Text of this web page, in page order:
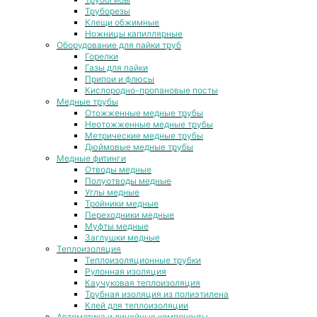
Труборезы
Клещи обжимные
Ножницы капиллярные
Оборудование для пайки труб
Горелки
Газы для пайки
Припои и флюсы
Кислородно-пропановые посты
Медные трубы
Отожженные медные трубы
Неотожженные медные трубы
Метрические медные трубы
Дюймовые медные трубы
Медные фитинги
Отводы медные
Полуотводы медные
Углы медные
Тройники медные
Переходники медные
Муфты медные
Заглушки медные
Теплоизоляция
Теплоизоляционные трубки
Рулонная изоляция
Каучуковая теплоизоляция
Трубная изоляция из полиэтилена
Клей для теплоизоляции